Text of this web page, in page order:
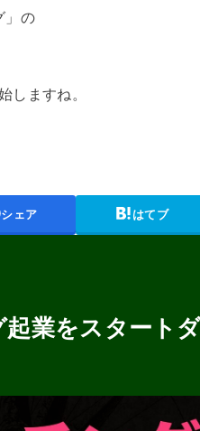
」の
しますね。
シェア はてブ
起業をスタート